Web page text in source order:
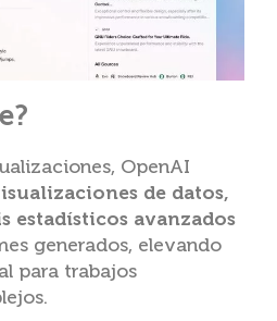
OpenAI
de datos,
estadísticos avanzados
generados, elevando
para trabajos